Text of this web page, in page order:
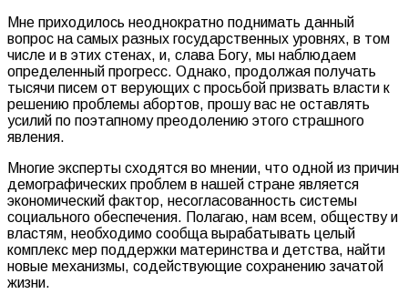
Мне приходилось неоднократно поднимать данный
вопрос на самых разных государственных уровнях, в том
числе и в этих стенах, и, слава Богу, мы наблюдаем
определенный прогресс. Однако, продолжая получать
тысячи писем от верующих с просьбой призвать власти к
решению проблемы абортов, прошу вас не оставлять
усилий по поэтапному преодолению этого страшного
явления.
Многие эксперты сходятся во мнении, что одной из причин
демографических проблем в нашей стране является
экономический фактор, несогласованность системы
социального обеспечения. Полагаю, нам всем, обществу и
властям, необходимо сообща вырабатывать целый
комплекс мер поддержки материнства и детства, найти
новые механизмы, содействующие сохранению зачатой
жизни.